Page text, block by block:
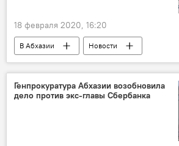
18 февраля 2020, 16:20
В Абхазии Новости
Генпрокуратура Абхазии возобновила
дело против экс-главы Сбербанка